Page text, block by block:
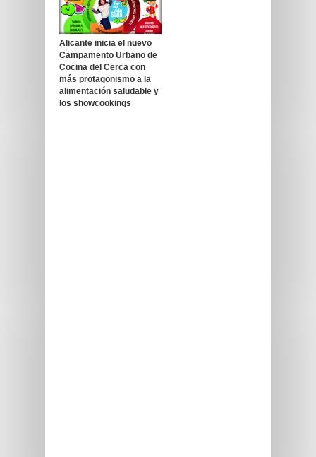
Alicante inicia el nuevo
Campamento Urbano de
Cocina del Cerca con
más protagonismo a la
alimentación saludable y
los showcookings